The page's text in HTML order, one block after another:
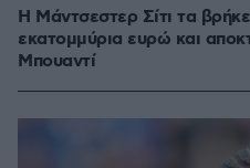
Η Μάντσεστερ Σίτι τα
εκατομμύρια ευρώ και
Μπουαντί